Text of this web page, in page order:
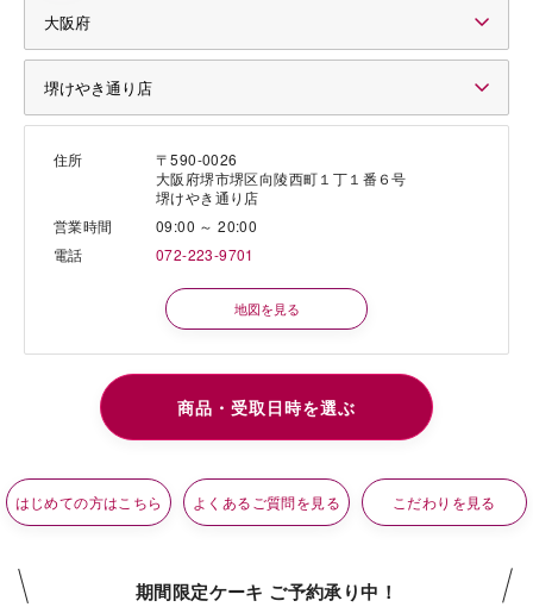
住所
〒590-0026
大阪府堺市堺区向陵西町１丁１番６号
堺けやき通り店
営業時間
09:00 ～ 20:00
電話
072-223-9701
地図を見る
はじめての方はこちら よくあるご質問を見る こだわりを見る
期間限定ケーキ ご予約承り中！